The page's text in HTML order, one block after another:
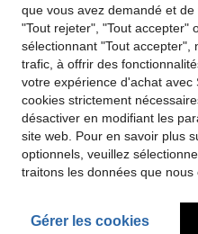
Voir Plus D'avis
que vous avez demandé et
"Tout rejeter", "Tout accepter"
sélectionnant "Tout accepter",
trafic, à offrir des
votre expérience d'achat avec
cookies strictement
désactiver en modifiant les
site web. Pour en savoir plus
optionnels, veuillez
traitons les données que nous
Gérer les cookies